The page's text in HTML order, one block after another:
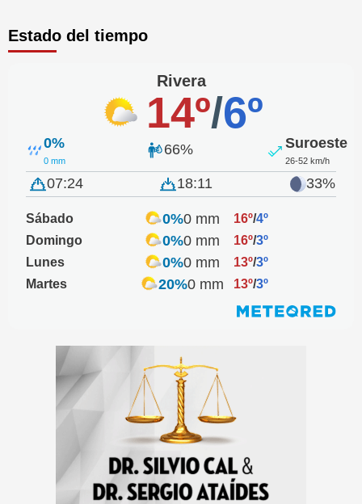
Estado del tiempo
Rivera
14º/6º
0%
0 mm
66% Suroeste
26-52 km/h
07:24 18:11 33%
Sábado 0%0 mm 16º/4º
Domingo
0%0 mm 16º/3º
Lunes
0%0 mm 13º/3º
Martes
20%0 mm 13º/3º